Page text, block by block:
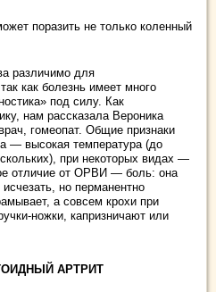
поразить не только коленный
различимо для
как болезнь имеет много
под силу. Как
нам рассказала Вероника
гомеопат. Общие признаки
— высокая температура (до
при некоторых видах —
отличие от ОРВИ — боль: она
но перманентно
а совсем крохи при
ножки, капризничают или
АРТРИТ